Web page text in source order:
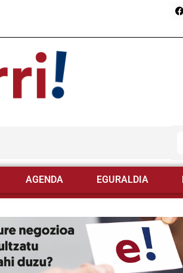
AGENDA EGURALDIA